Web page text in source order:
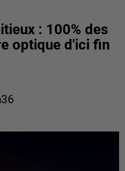
: 100% des
optique d'ici fin